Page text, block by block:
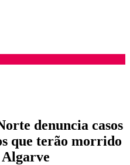
denuncia casos
que terão morrido
Algarve